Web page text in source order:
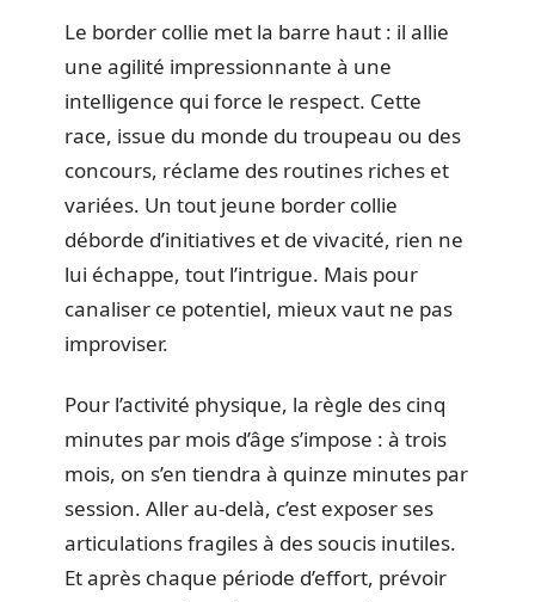
Le border collie met la barre haut : il allie
une agilité impressionnante à une
intelligence qui force le respect. Cette
race, issue du monde du troupeau ou des
concours, réclame des routines riches et
variées. Un tout jeune border collie
déborde d’initiatives et de vivacité, rien ne
lui échappe, tout l’intrigue. Mais pour
canaliser ce potentiel, mieux vaut ne pas
improviser.
Pour l’activité physique, la règle des cinq
minutes par mois d’âge s’impose : à trois
mois, on s’en tiendra à quinze minutes par
session. Aller au-delà, c’est exposer ses
articulations fragiles à des soucis inutiles.
Et après chaque période d’effort, prévoir